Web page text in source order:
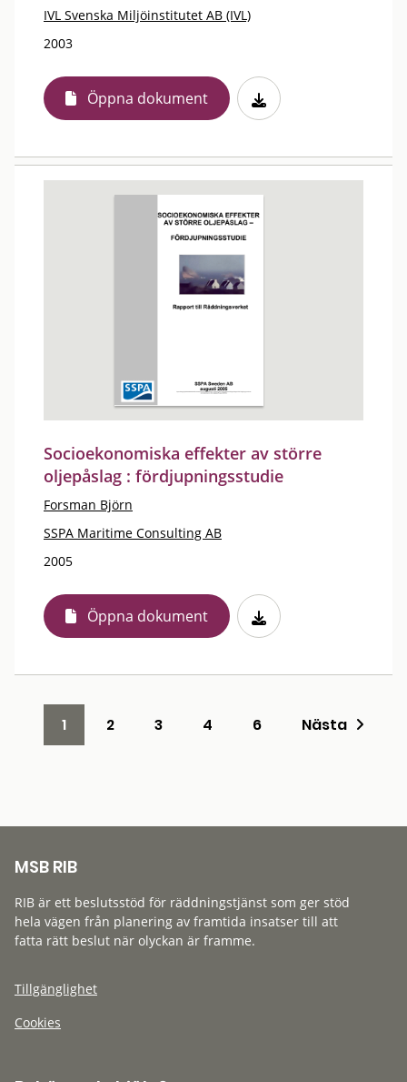
IVL Svenska Miljöinstitutet AB (IVL)
2003
Öppna dokument
Socioekonomiska effekter av större
oljepåslag : fördjupningsstudie
Forsman Björn
SSPA Maritime Consulting AB
2005
Öppna dokument
1 2 3 4 6 Nästa
MSB RIB
RIB är ett beslutsstöd för räddningstjänst som ger stöd
hela vägen från planering av framtida insatser till att
fatta rätt beslut när olyckan är framme.
Tillgänglighet
Cookies